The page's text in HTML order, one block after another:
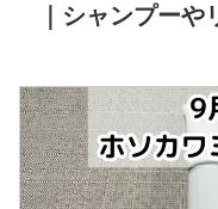
｜シャンプーや